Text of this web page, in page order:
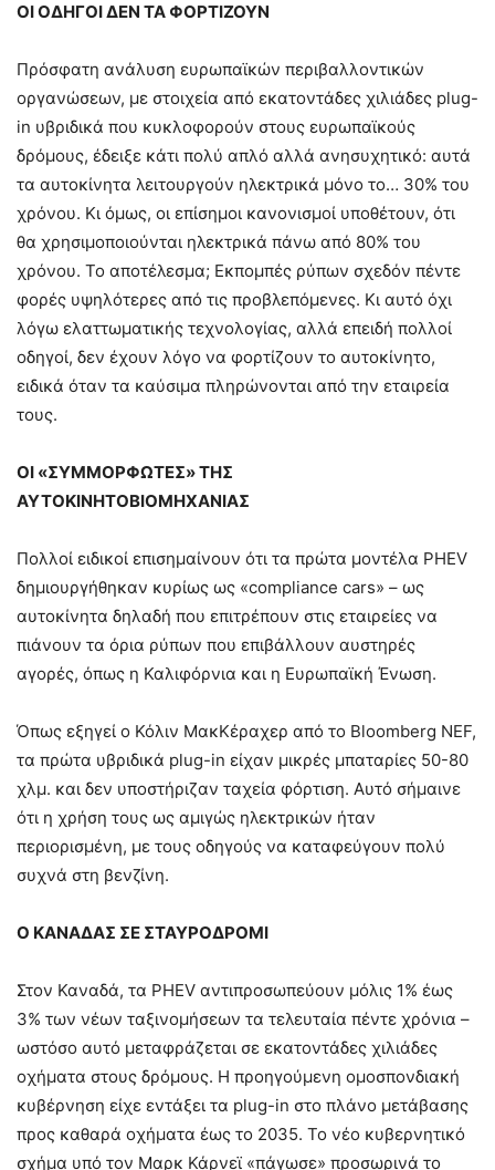
ΟΙ ΟΔΗΓΟΙ ΔΕΝ ΤΑ ΦΟΡΤΙΖΟΥΝ
Πρόσφατη ανάλυση ευρωπαϊκών περιβαλλοντικών
οργανώσεων, με στοιχεία από εκατοντάδες χιλιάδες plug-
in υβριδικά που κυκλοφορούν στους ευρωπαϊκούς
δρόμους, έδειξε κάτι πολύ απλό αλλά ανησυχητικό: αυτά
τα αυτοκίνητα λειτουργούν ηλεκτρικά μόνο το… 30% του
χρόνου. Κι όμως, οι επίσημοι κανονισμοί υποθέτουν, ότι
θα χρησιμοποιούνται ηλεκτρικά πάνω από 80% του
χρόνου. Το αποτέλεσμα; Εκπομπές ρύπων σχεδόν πέντε
φορές υψηλότερες από τις προβλεπόμενες. Κι αυτό όχι
λόγω ελαττωματικής τεχνολογίας, αλλά επειδή πολλοί
οδηγοί, δεν έχουν λόγο να φορτίζουν το αυτοκίνητο,
ειδικά όταν τα καύσιμα πληρώνονται από την εταιρεία
τους.
ΟΙ «ΣΥΜΜΟΡΦΩΤΕΣ» ΤΗΣ
ΑΥΤΟΚΙΝΗΤΟΒΙΟΜΗΧΑΝΙΑΣ
Πολλοί ειδικοί επισημαίνουν ότι τα πρώτα μοντέλα PHEV
δημιουργήθηκαν κυρίως ως «compliance cars» – ως
αυτοκίνητα δηλαδή που επιτρέπουν στις εταιρείες να
πιάνουν τα όρια ρύπων που επιβάλλουν αυστηρές
αγορές, όπως η Καλιφόρνια και η Ευρωπαϊκή Ένωση.
Όπως εξηγεί ο Κόλιν ΜακΚέραχερ από το Bloomberg NEF,
τα πρώτα υβριδικά plug-in είχαν μικρές μπαταρίες 50-80
χλμ. και δεν υποστήριζαν ταχεία φόρτιση. Αυτό σήμαινε
ότι η χρήση τους ως αμιγώς ηλεκτρικών ήταν
περιορισμένη, με τους οδηγούς να καταφεύγουν πολύ
συχνά στη βενζίνη.
Ο ΚΑΝΑΔΑΣ ΣΕ ΣΤΑΥΡΟΔΡΟΜΙ
Στον Καναδά, τα PHEV αντιπροσωπεύουν μόλις 1% έως
3% των νέων ταξινομήσεων τα τελευταία πέντε χρόνια –
ωστόσο αυτό μεταφράζεται σε εκατοντάδες χιλιάδες
οχήματα στους δρόμους. Η προηγούμενη ομοσπονδιακή
κυβέρνηση είχε εντάξει τα plug-in στο πλάνο μετάβασης
προς καθαρά οχήματα έως το 2035. Το νέο κυβερνητικό
σχήμα υπό τον Μαρκ Κάρνεϊ «πάγωσε» προσωρινά το